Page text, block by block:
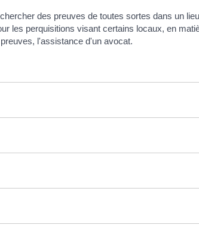
des preuves de toutes sortes dans un
les perquisitions visant certains locaux, en
l'assistance d'un avocat.